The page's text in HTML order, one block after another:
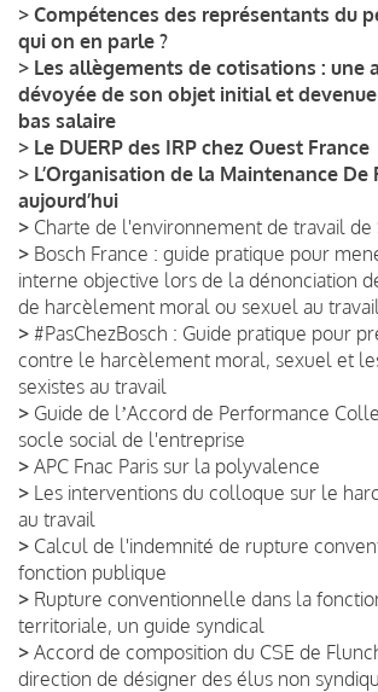
> Compétences des représentants du
qui on en parle ?
> Les allègements de cotisations : une
dévoyée de son objet initial et
bas salaire
> Le DUERP des IRP chez Ouest France
> L’Organisation de la Maintenance De
aujourd’hui
> Charte de l'environnement de travail de
> Bosch France : guide pratique pour
interne objective lors de la dénonciation
de harcèlement moral ou sexuel au travail
> #PasChezBosch : Guide pratique pour
contre le harcèlement moral, sexuel et
sexistes au travail
> Guide de lʼAccord de Performance
socle social de l'entreprise
> APC Fnac Paris sur la polyvalence
> Les interventions du colloque sur le
au travail
> Calcul de l'indemnité de rupture
fonction publique
> Rupture conventionnelle dans la
territoriale, un guide syndical
> Accord de composition du CSE de
direction de désigner des élus non